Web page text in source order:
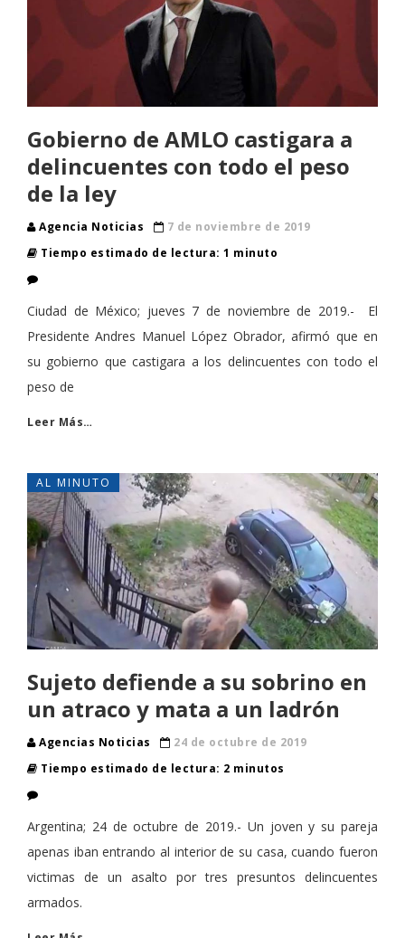
Gobierno de AMLO castigara a
delincuentes con todo el peso
de la ley
Agencia Noticias
7 de noviembre de 2019
Tiempo estimado de lectura: 1 minuto
Ciudad de México; jueves 7 de noviembre de 2019.- El
Presidente Andres Manuel López Obrador, afirmó que en
su gobierno que castigara a los delincuentes con todo el
peso de
Leer Más…
AL MINUTO
Sujeto defiende a su sobrino en
un atraco y mata a un ladrón
Agencias Noticias
24 de octubre de 2019
Tiempo estimado de lectura: 2 minutos
Argentina; 24 de octubre de 2019.- Un joven y su pareja
apenas iban entrando al interior de su casa, cuando fueron
victimas de un asalto por tres presuntos delincuentes
armados.